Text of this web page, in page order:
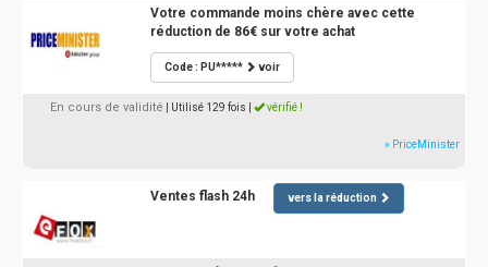
Votre commande moins chère avec cette
réduction de 86€ sur votre achat
Code : PU***** voir
En cours de validité | Utilisé 129 fois vérifié !
» PriceMinister
Ventes flash 24h vers la réduction